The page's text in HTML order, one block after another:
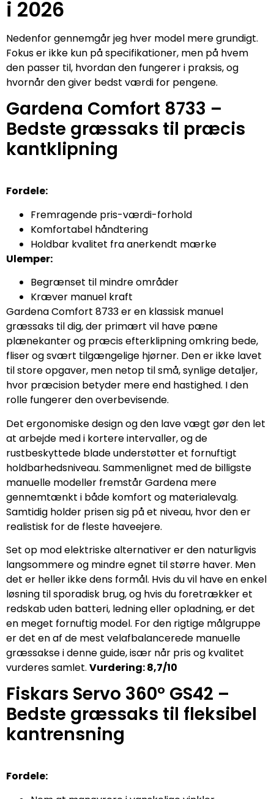
i 2026
Nedenfor gennemgår jeg hver model mere grundigt.
Fokus er ikke kun på specifikationer, men på hvem
den passer til, hvordan den fungerer i praksis, og
hvornår den giver bedst værdi for pengene.
Gardena Comfort 8733 –
Bedste græssaks til præcis
kantklipning
Fordele:
Fremragende pris-værdi-forhold
Komfortabel håndtering
Holdbar kvalitet fra anerkendt mærke
Ulemper:
Begrænset til mindre områder
Kræver manuel kraft
Gardena Comfort 8733 er en klassisk manuel
græssaks til dig, der primært vil have pæne
plænekanter og præcis efterklipning omkring bede,
fliser og svært tilgængelige hjørner. Den er ikke lavet
til store opgaver, men netop til små, synlige detaljer,
hvor præcision betyder mere end hastighed. I den
rolle fungerer den overbevisende.
Det ergonomiske design og den lave vægt gør den let
at arbejde med i kortere intervaller, og de
rustbeskyttede blade understøtter et fornuftigt
holdbarhedsniveau. Sammenlignet med de billigste
manuelle modeller fremstår Gardena mere
gennemtænkt i både komfort og materialevalg.
Samtidig holder prisen sig på et niveau, hvor den er
realistisk for de fleste haveejere.
Set op mod elektriske alternativer er den naturligvis
langsommere og mindre egnet til større haver. Men
det er heller ikke dens formål. Hvis du vil have en enkel
løsning til sporadisk brug, og hvis du foretrækker et
redskab uden batteri, ledning eller opladning, er det
en meget fornuftig model. For den rigtige målgruppe
er det en af de mest velafbalancerede manuelle
græssakse i denne guide, især når pris og kvalitet
vurderes samlet. Vurdering: 8,7/10
Fiskars Servo 360° GS42 –
Bedste græssaks til fleksibel
kantrensning
Fordele: